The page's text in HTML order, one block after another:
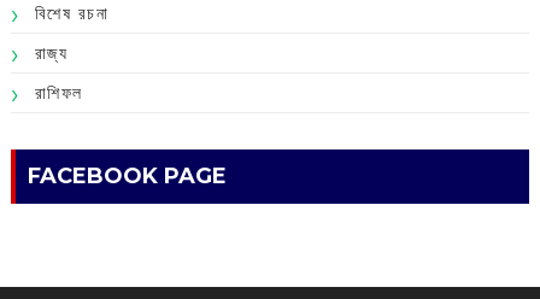
বিশেষ রচনা
রাজ্য
রাশিফল
FACEBOOK PAGE